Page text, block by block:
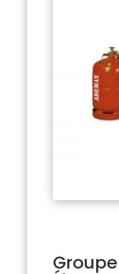
Groupe